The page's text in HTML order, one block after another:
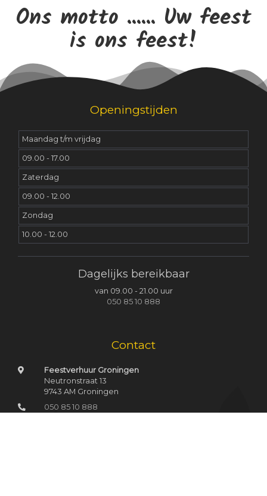
Ons motto ...... Uw feest
is ons feest!
Openingstijden
Maandag t/m vrijdag
09.00 - 17.00
Zaterdag
09.00 - 12.00
Zondag
10.00 - 12.00
Dagelijks bereikbaar
van 09.00 - 21.00 uur
050 85 10 888
Contact
Feestverhuur Groningen
Neutronstraat 13
9743 AM Groningen
050 85 10 888